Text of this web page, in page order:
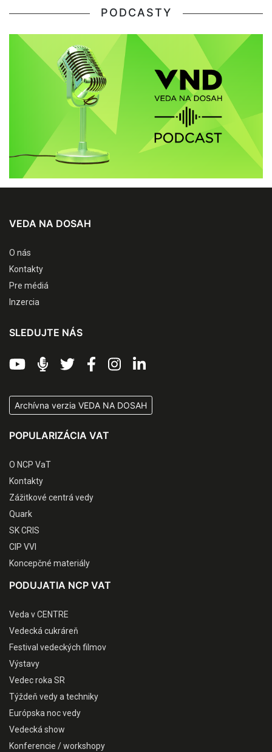
PODCASTY
VEDA NA DOSAH
O nás
Kontakty
Pre médiá
Inzercia
SLEDUJTE NÁS
Archívna verzia VEDA NA DOSAH
POPULARIZÁCIA VAT
O NCP VaT
Kontakty
Zážitkové centrá vedy
Quark
SK CRIS
CIP VVI
Koncepčné materiály
PODUJATIA NCP VAT
Veda v CENTRE
Vedecká cukráreň
Festival vedeckých filmov
Výstavy
Vedec roka SR
Týždeň vedy a techniky
Európska noc vedy
Vedecká show
Konferencie / workshopy